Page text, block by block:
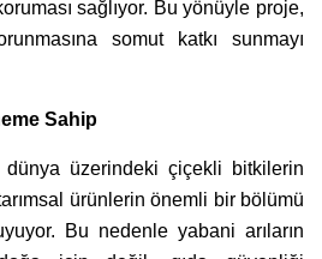
sağlıyor. Bu yönüyle proje,
somut katkı sunmayı
Sahip
dünya üzerindeki çiçekli bitkilerin
ürünlerin önemli bir bölümü
Bu nedenle yabani arıların